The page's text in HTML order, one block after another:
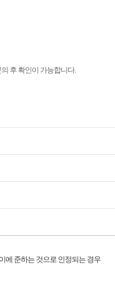
후 확인이 가능합니다.
에 준하는 것으로 인정되는 경우